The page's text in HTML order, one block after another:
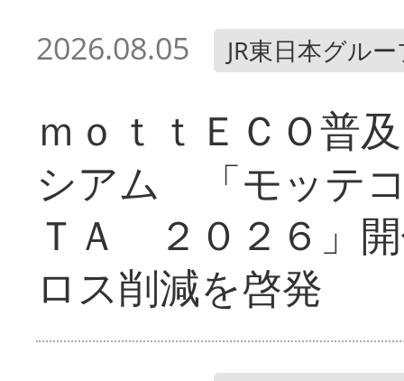
2026.08.05 JR東日本グル
ｍｏｔｔＥＣＯ普
シアム 「モッテ
ＴＡ ２０２６」
ロス削減を啓発